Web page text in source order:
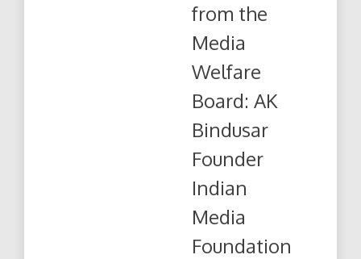
from the
Media
Welfare
Board: AK
Bindusar
Founder
Indian
Media
Foundation